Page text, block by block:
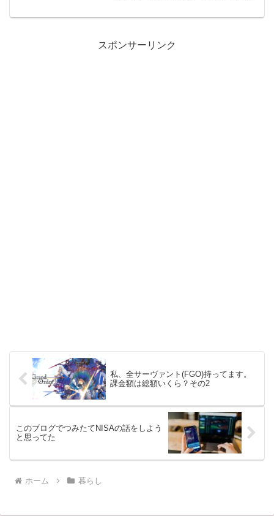
スポンサーリンク
私、全サーヴァント(FGO)持ってます。
課金額は総額いくら？その2
このブログでつみたてNISAの話をしよう
と思ってた
ホーム 暮らし